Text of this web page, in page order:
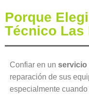
Porque
Técnico Las
Confiar en un servicio
reparación de sus
especialmente cuando